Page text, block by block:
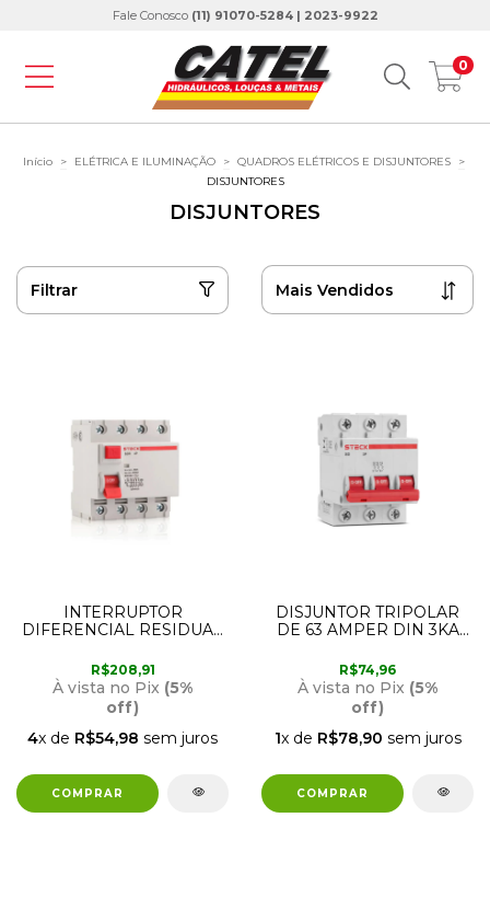
Fale Conosco (11) 91070-5284 | 2023-9922
0
Início > ELÉTRICA E ILUMINAÇÃO > QUADROS ELÉTRICOS E DISJUNTORES
>
DISJUNTORES
DISJUNTORES
Filtrar
INTERRUPTOR
DIFERENCIAL RESIDUAL
30MA STECK
R$208,91
À vista no Pix (5%
off)
4x de R$54,98 sem juros
DISJUNTOR TRIPOLAR
DE 63 AMPER DIN 3KA
R$74,96
À vista no Pix (5%
off)
1x de R$78,90 sem juros